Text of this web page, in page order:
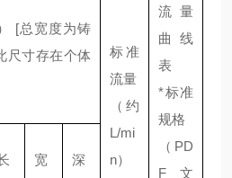
[总宽度为铸
尺寸存在个体
标准
流量
（约
L/mi
n）
流量
曲线
表
*标准
规格
（PD
F 文
宽
深